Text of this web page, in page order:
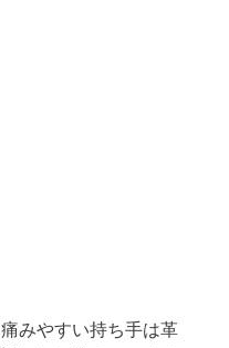
みやすい持ち手は革